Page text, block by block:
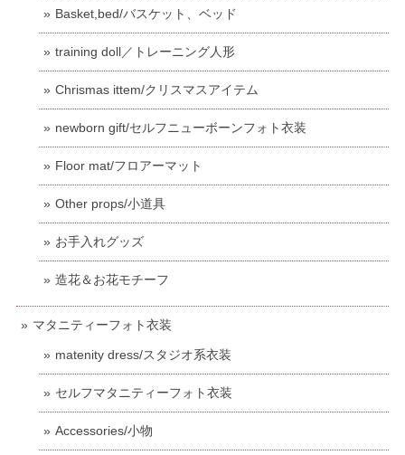
Basket,bed/バスケット、ベッド
training doll／トレーニング人形
Chrismas ittem/クリスマスアイテム
newborn gift/セルフニューボーンフォト衣装
Floor mat/フロアーマット
Other props/小道具
お手入れグッズ
造花＆お花モチーフ
マタニティーフォト衣装
matenity dress/スタジオ系衣装
セルフマタニティーフォト衣装
Accessories/小物